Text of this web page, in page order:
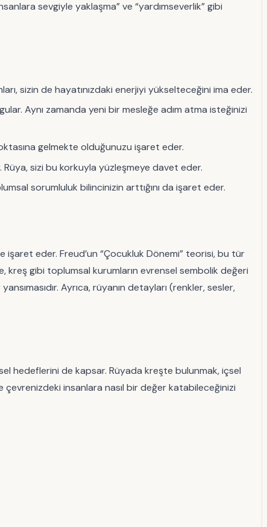
sevgiyle yaklaşma” ve “yardımseverlik” gibi
sizin de hayatınızdaki enerjiyi yükselteceğini ima eder.
Aynı zamanda yeni bir mesleğe adım atma isteğinizi
gelmekte olduğunuzu işaret eder.
sizi bu korkuyla yüzleşmeye davet eder.
sorumluluk bilincinizin arttığını da işaret eder.
işaret eder. Freud’un “Çocukluk Dönemi” teorisi, bu tür
kreş gibi toplumsal kurumların evrensel sembolik değeri
Ayrıca, rüyanın detayları (renkler, sesler,
hedeflerini de kapsar. Rüyada kreşte bulunmak, içsel
çevrenizdeki insanlara nasıl bir değer katabileceğinizi